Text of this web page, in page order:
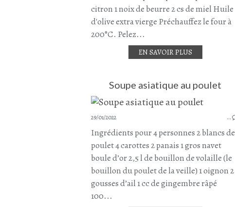
citron 1 noix de beurre 2 cs de miel Huile
d'olive extra vierge Préchauffez le four à
200°C. Pelez...
EN SAVOIR PLUS
Soupe asiatique au poulet
29/01/2022 …
Ingrédients pour 4 personnes 2 blancs de
poulet 4 carottes 2 panais 1 gros navet
boule d’or 2,5 l de bouillon de volaille (le
bouillon du poulet de la veille) 1 oignon 2
gousses d’ail 1 cc de gingembre râpé
100...